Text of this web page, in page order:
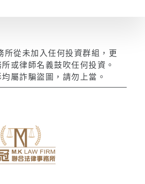
所從未加入任何投資群組，更
或律師名義鼓吹任何投資。
屬詐騙盜圖，請勿上當。